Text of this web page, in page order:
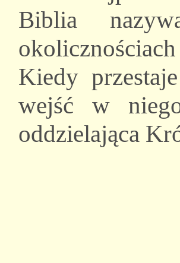
Biblia
Kiedy
wejść w
oddzielająca